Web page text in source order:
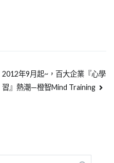
2012年9月起~，百大企業『心學
習』熱潮—橙智Mind Training